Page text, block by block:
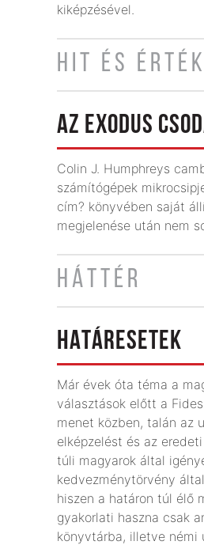
kiképzésével.
HIT ÉS
AZ EXODUS
Colin J. Humphreys
számítógépek
cím? könyvében saját
megjelenése után nem
HÁTTÉR
HATÁRESETEK
Már évek óta téma a
választások előtt a
menet közben, talán az
elképzelést és az
túli magyarok által
kedvezménytörvény
hiszen a határon túl élő
gyakorlati haszna csak
könyvtárba, illetve némi